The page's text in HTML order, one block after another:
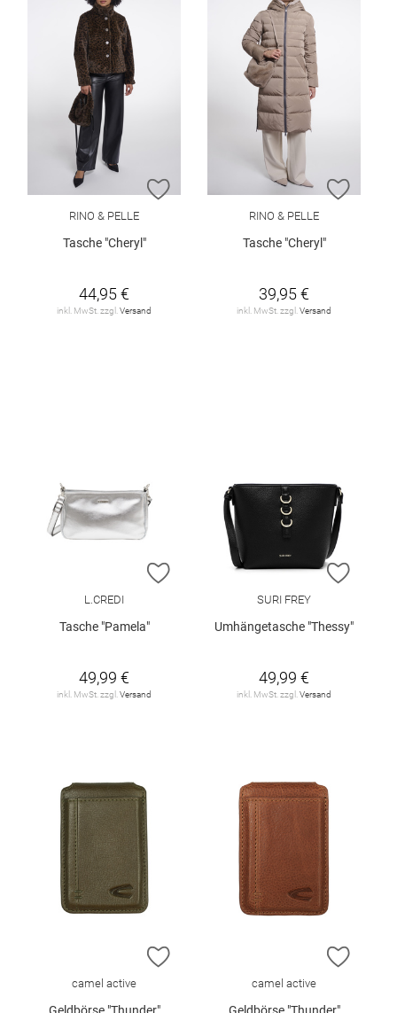
ZUR WUNSCHLISTE HINZUFÜGEN
RINO & PELLE
Tasche "Cheryl"
44,95 €
inkl. MwSt. zzgl.Versand
ZUR
RINO & PELLE
Tasche "Cheryl"
39,95 €
inkl. MwSt. zzgl.Versand
ZUR WUNSCHLISTE HINZUFÜGEN
L.CREDI
Tasche "Pamela"
49,99 €
inkl. MwSt. zzgl. Versand
ZUR
SURI FREY
Umhängetasche "Thessy"
49,99 €
inkl. MwSt. zzgl. Versand
ZUR WUNSCHLISTE HINZUFÜGEN
camel active
ZUR
camel active